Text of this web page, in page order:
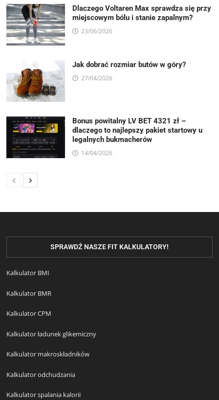
Dlaczego Voltaren Max sprawdza się przy
miejscowym bólu i stanie zapalnym?
23/06/2026
Jak dobrać rozmiar butów w góry?
27/04/2026
Bonus powitalny LV BET 4321 zł –
dlaczego to najlepszy pakiet startowy u
legalnych bukmacherów
14/04/2026
SPRAWDŹ NASZE FIT KALKULATORY!
Kalkulator BMI
Kalkulator BMR
Kalkulator CPM
Kalkulator ładunek glikemiczny
Kalkulator makroskładników
Kalkulator odchudzania
Kalkulator spalania kalorii